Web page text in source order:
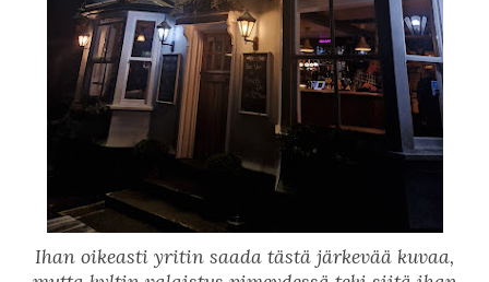
Ihan oikeasti yritin saada tästä järkevää kuvaa,